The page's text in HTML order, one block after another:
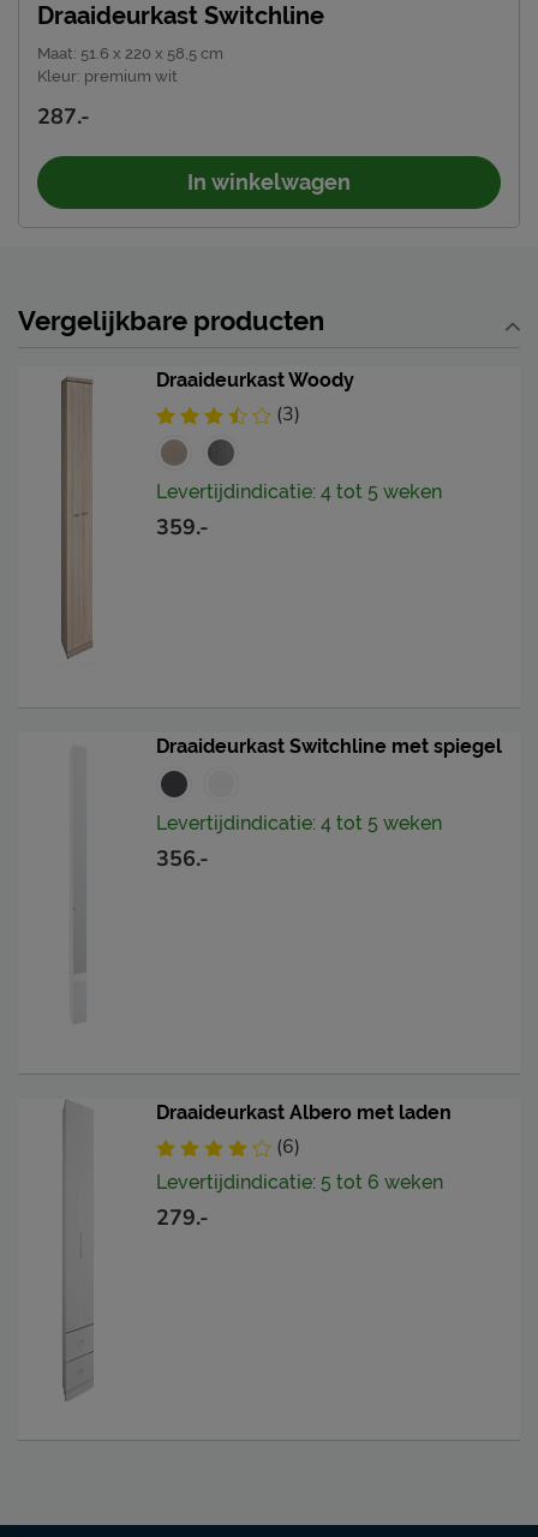
Draaideurkast Switchline
Maat: 51.6 x 220 x 58,5 cm
Kleur: premium wit
287.-
In winkelwagen
Vergelijkbare producten
Draaideurkast Woody
(3)
Levertijdindicatie: 4 tot 5 weken
359.-
Draaideurkast Switchline met spiegel
Levertijdindicatie: 4 tot 5 weken
356.-
Draaideurkast Albero met laden
(6)
Levertijdindicatie: 5 tot 6 weken
279.-